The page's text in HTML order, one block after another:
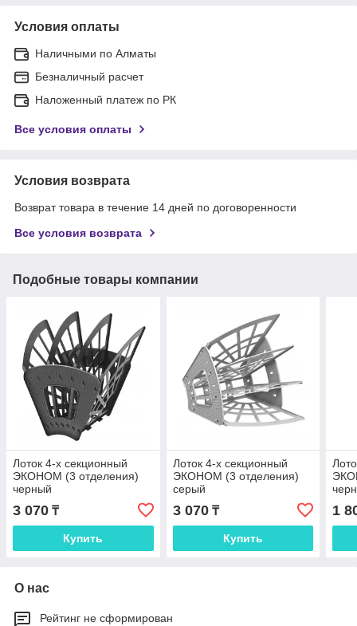
Условия оплаты
Наличными по Алматы
Безналичный расчет
Наложенный платеж по РК
Все условия оплаты
Условия возврата
Возврат товара в течение 14 дней по договоренности
Все условия возврата
Подобные товары компании
Лоток 4-х секционный
ЭКОНОМ (3 отделения)
черный
3 070 ₸
Купить
Лоток 4-х секционный
ЭКОНОМ (3 отделения)
серый
3 070₸
Купить
1
О нас
Рейтинг не сформирован